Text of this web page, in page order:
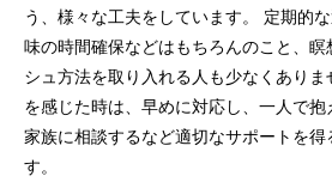
う、様々な工夫をしています。 定期的
味の時間確保などはもちろんのこと、瞑
シュ方法を取り入れる人も少なくありま
を感じた時は、早めに対応し、一人で抱
家族に相談するなど適切なサポートを得
す。